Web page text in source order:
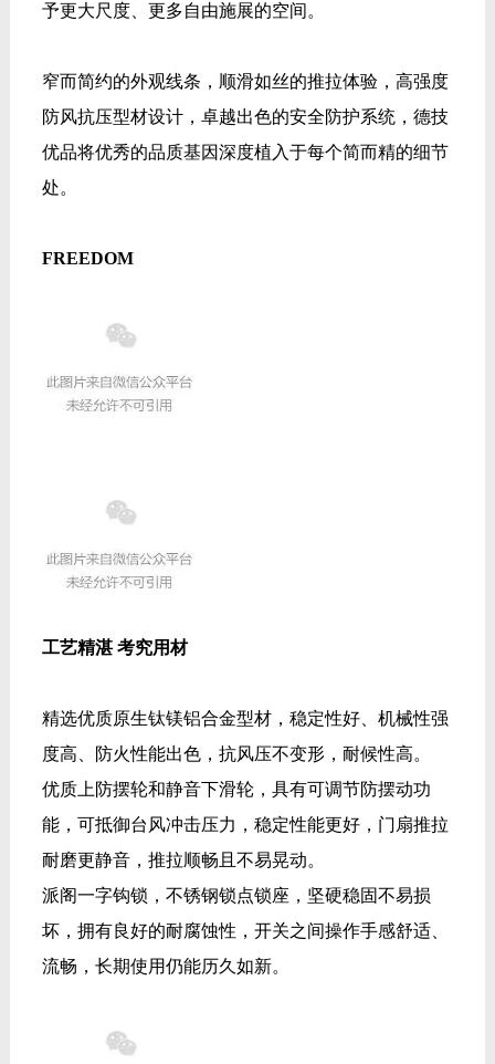
予更大尺度、更多自由施展的空间。
窄而简约的外观线条，顺滑如丝的推拉体验，高强度
防风抗压型材设计，卓越出色的安全防护系统，德技
优品将优秀的品质基因深度植入于每个简而精的细节
处。
FREEDOM
工艺精湛 考究用材
精选优质原生钛镁铝合金型材，稳定性好、机械性强
度高、防火性能出色，抗风压不变形，耐候性高。
优质上防摆轮和静音下滑轮，具有可调节防摆动功
能，可抵御台风冲击压力，稳定性能更好，门扇推拉
耐磨更静音，推拉顺畅且不易晃动。
派阁一字钩锁，不锈钢锁点锁座，坚硬稳固不易损
坏，拥有良好的耐腐蚀性，开关之间操作手感舒适、
流畅，长期使用仍能历久如新。